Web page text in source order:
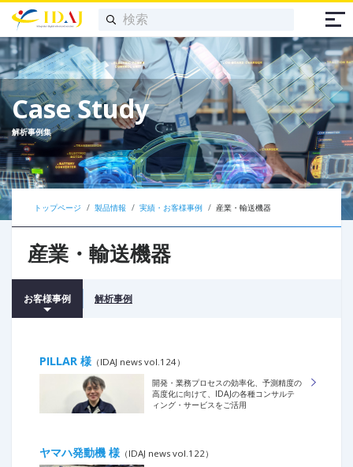
Case Study
解析事例集
トップページ 製品情報 実績・お客様事例 産業・輸送機器
産業・輸送機器
お客様事例 解析事例
PILLAR 様（IDAJ news vol.124）
開発・業務プロセスの効率化、予測精度の
高度化に向けて、IDAJの各種コンサルテ
ィング・サービスをご活用
ヤマハ発動機 様 （IDAJ news vol.122）